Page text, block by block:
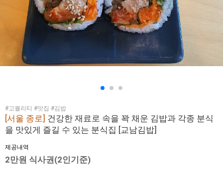
#고퀄리티 #맛집 #김밥
[서울 종로] 건강한 재료로 속을 꽉 채운 김밥과 각종 분식
을 맛있게 즐길 수 있는 분식집 [교남김밥]
제공내역
2만원 식사권(2인기준)